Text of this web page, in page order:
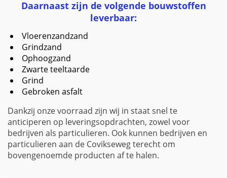
Daarnaast zijn de volgende bouwstoffen
leverbaar:
Vloerenzandzand
Grindzand
Ophoogzand
Zwarte teeltaarde
Grind
Gebroken asfalt
Dankzij onze voorraad zijn wij in staat snel te
anticiperen op leveringsopdrachten, zowel voor
bedrijven als particulieren. Ook kunnen bedrijven en
particulieren aan de Covikseweg terecht om
bovengenoemde producten af te halen.